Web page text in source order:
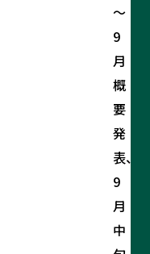
～
9
月
概
要
発
表、
9
月
中